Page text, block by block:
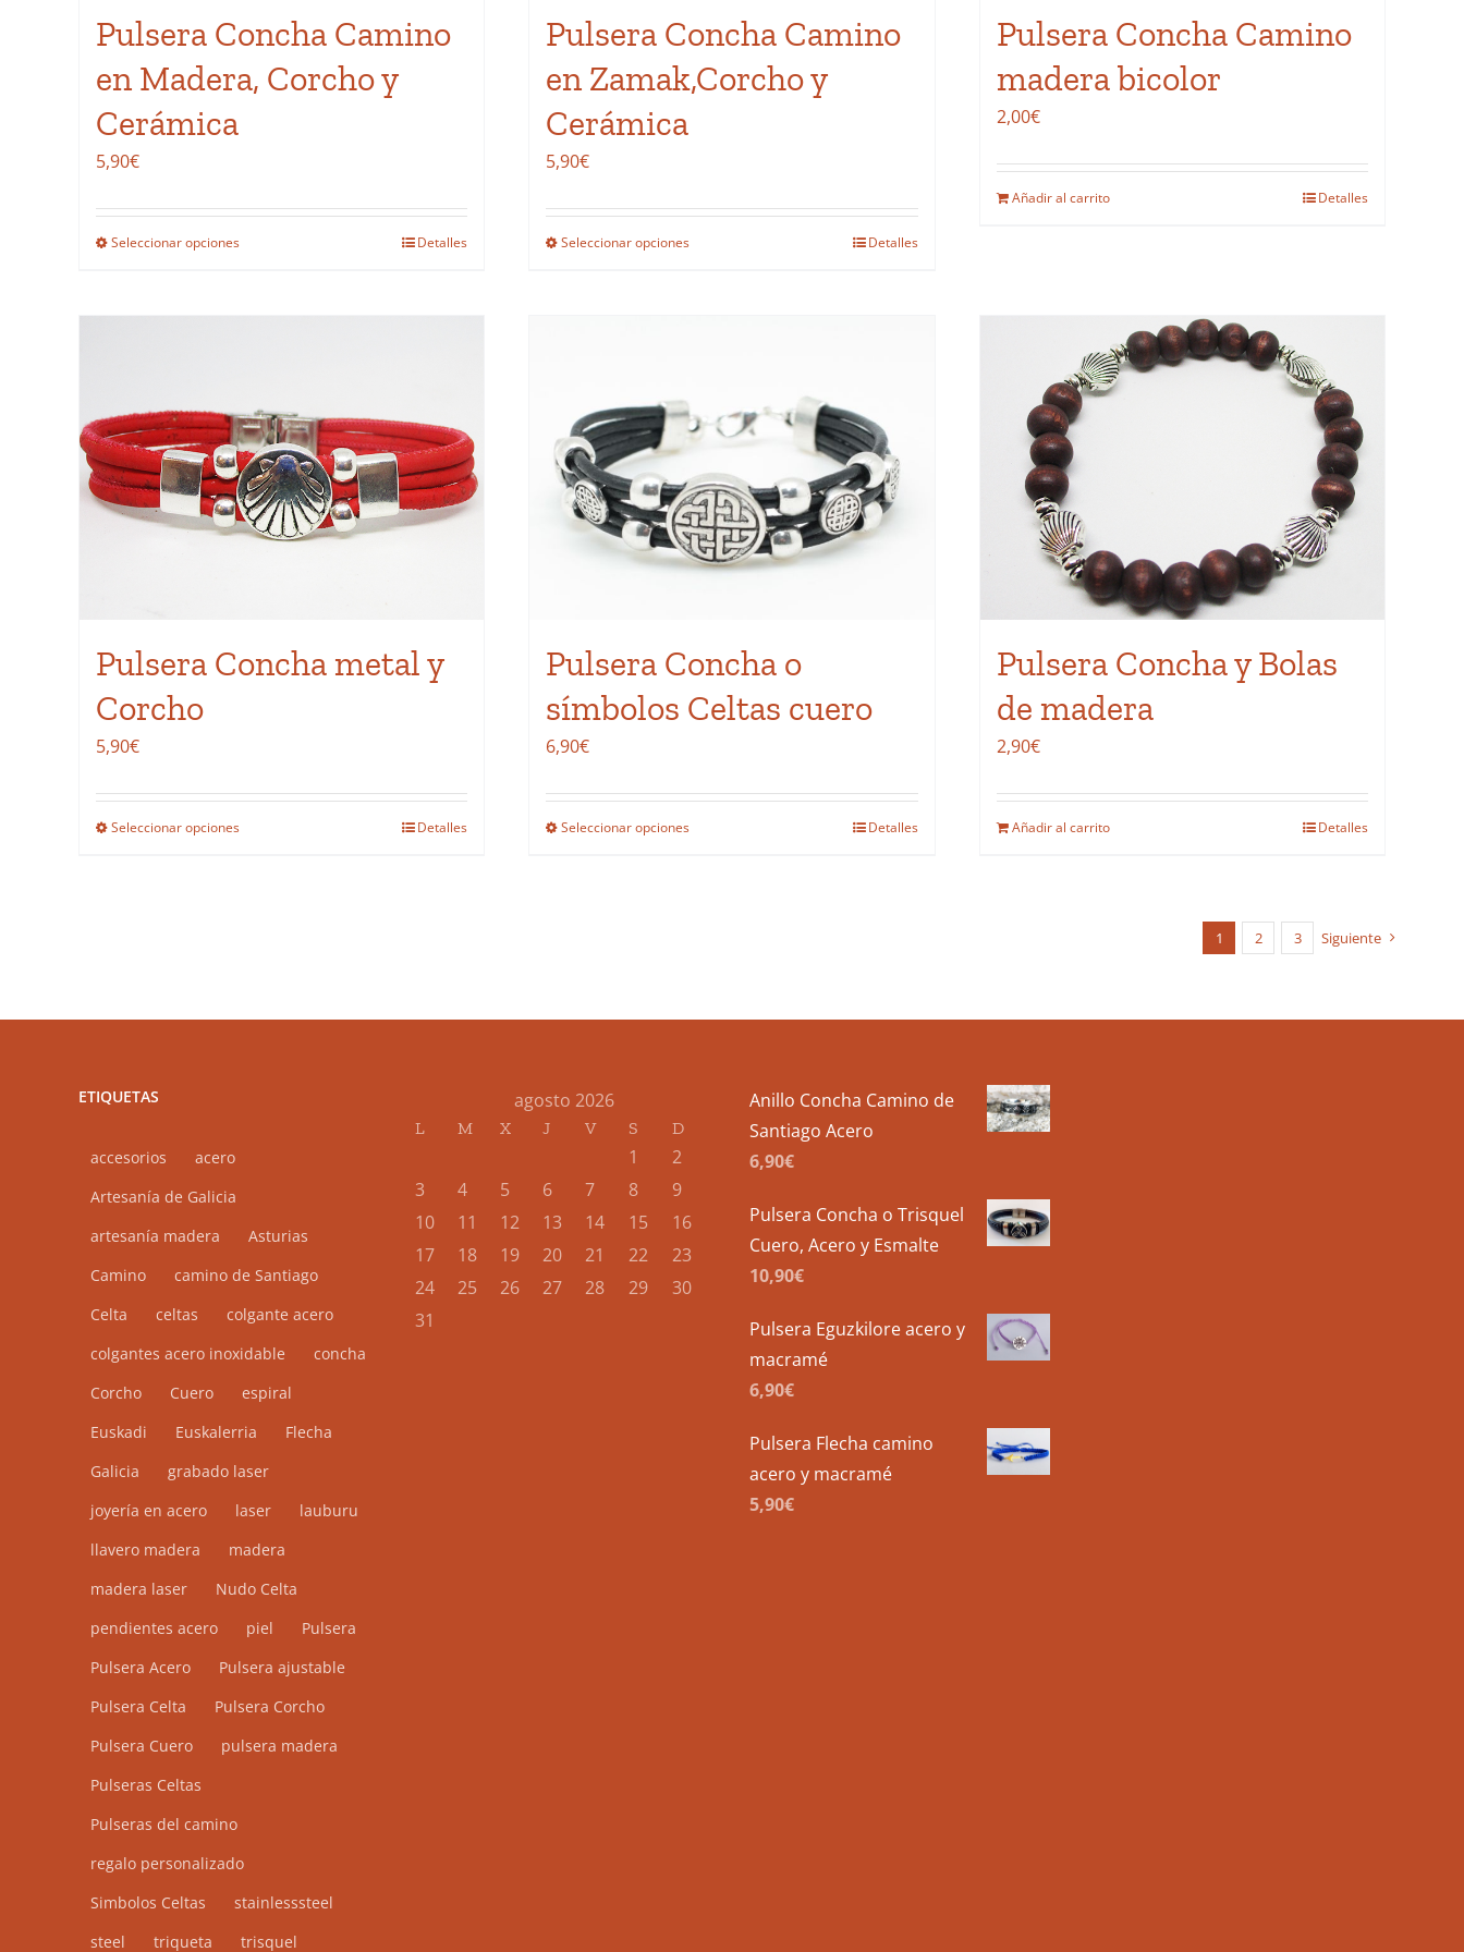
producto
producto
Pulsera Concha Camino
en Madera, Corcho y
Cerámica
5,90€
Seleccionar opcionesEste
opciones
se
pueden
elegir
producto
Detalles
Pulsera Concha Camino
en Zamak,Corcho y
Cerámica
5,90€
Seleccionar opcionesEste
opciones
pueden
elegir
en
producto
Detalles
Pulsera Concha Camino
madera bicolor
2,00€
Añadir al carrito Detalles
Pulsera Concha metal y
Corcho
5,90€
Seleccionar opcionesEste
opciones
de
Detalles
Pulsera Concha o
símbolos Celtas cuero
6,90€
Seleccionar opcionesEste
opciones
de
producto
Detalles
Pulsera Concha y Bolas
de madera
2,90€
Añadir al carrito Detalles
1 2 3 Siguiente
ETIQUETAS
accesorios
acero
Artesanía de Galicia
artesanía madera
Asturias
Camino
camino de Santiago
Celta
celtas
colgante acero
colgantes acero inoxidable
concha
Corcho
Cuero
espiral
Euskadi
Euskalerria
Flecha
Galicia
grabado laser
joyería en acero
laser
lauburu
llavero madera
madera
madera laser
Nudo Celta
pendientes acero
piel
Pulsera
Pulsera Acero
Pulsera ajustable
Pulsera Celta
Pulsera Corcho
Pulsera Cuero
pulsera madera
Pulseras Celtas
Pulseras del camino
regalo personalizado
Simbolos Celtas
stainlesssteel
steel
triqueta trisquel
agosto 2026
L M X J V S D
1
2
3
4 5 6 7 8
9
10
11 12 13 14 15
16
17
18 19 20 21 22
23
24
25 26 27 28 29
30
31
Anillo Concha Camino de
Santiago Acero
6,90€
Pulsera Concha o Trisquel
Cuero, Acero y Esmalte
10,90€
Pulsera Eguzkilore acero y
macramé
6,90€
Pulsera Flecha camino
acero y macramé
5,90€